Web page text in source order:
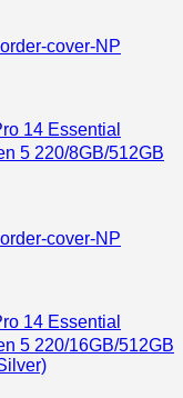
14 Essential
5 220/8GB/512GB
14 Essential
5 220/16GB/512GB